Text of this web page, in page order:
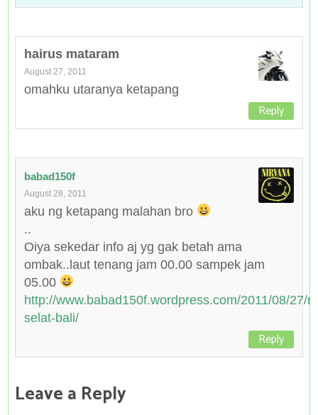
hairus mataram
August 27, 2011
omahku utaranya ketapang
Reply
babad150f
August 28, 2011
aku ng ketapang malahan bro
..
Oiya sekedar info aj yg gak betah ama
ombak..laut tenang jam 00.00 sampek jam
05.00
http://www.babad150f.wordpress.com/2011/08/27/
selat-bali/
Reply
Leave a Reply